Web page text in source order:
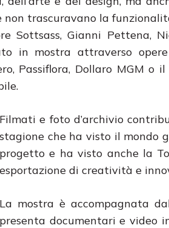
non trascuravano la
Sottsass, Gianni Pettena,
in mostra attraverso
Passiflora, Dollaro MGM
Filmati e foto d’archivio
stagione che ha visto il mondo
progetto e ha visto anche la
esportazione di creatività e
La mostra è accompagnata
presenta documentari e video